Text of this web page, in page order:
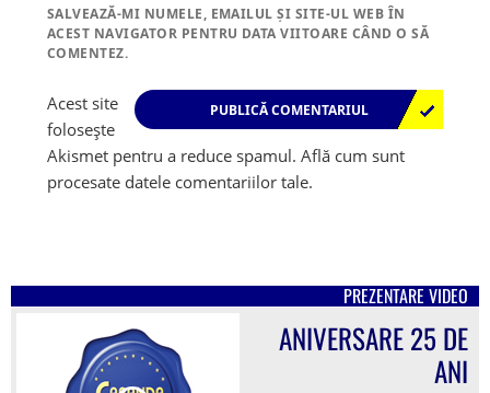
SALVEAZĂ-MI NUMELE, EMAILUL ȘI SITE-UL WEB ÎN
ACEST NAVIGATOR PENTRU DATA VIITOARE CÂND O SĂ
COMENTEZ.
Acest site
folosește
Akismet pentru a reduce spamul. Află cum sunt
procesate datele comentariilor tale.
PREZENTARE VIDEO
ANIVERSARE 25 DE
ANI